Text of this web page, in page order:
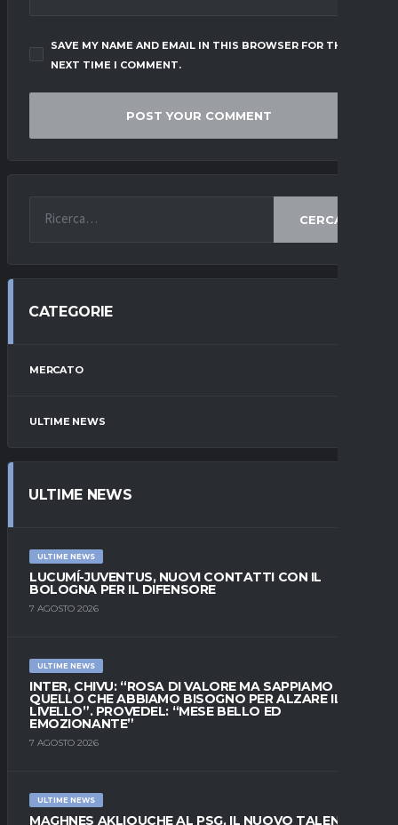
SAVE MY NAME AND EMAIL IN THIS BROWSER FOR THE
NEXT TIME I COMMENT.
CERCA
CATEGORIE
MERCATO
ULTIME NEWS
ULTIME NEWS
ULTIME NEWS
LUCUMÍ-JUVENTUS, NUOVI CONTATTI CON IL
BOLOGNA PER IL DIFENSORE
7 AGOSTO 2026
ULTIME NEWS
INTER, CHIVU: “ROSA DI VALORE MA SAPPIAMO
QUELLO CHE ABBIAMO BISOGNO PER ALZARE IL
LIVELLO”. PROVEDEL: “MESE BELLO ED
EMOZIONANTE”
7 AGOSTO 2026
ULTIME NEWS
MAGHNES AKLIOUCHE AL PSG, IL NUOVO TALENTO